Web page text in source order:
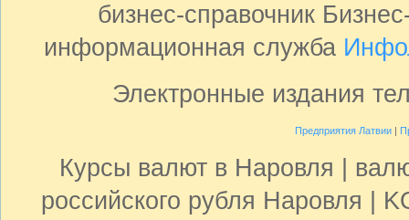
бизнес-справочник
информационная служба
Электронные издания
Предприятия Латвии|
Курсы валют в Наровля |
российского рубля Наровля |